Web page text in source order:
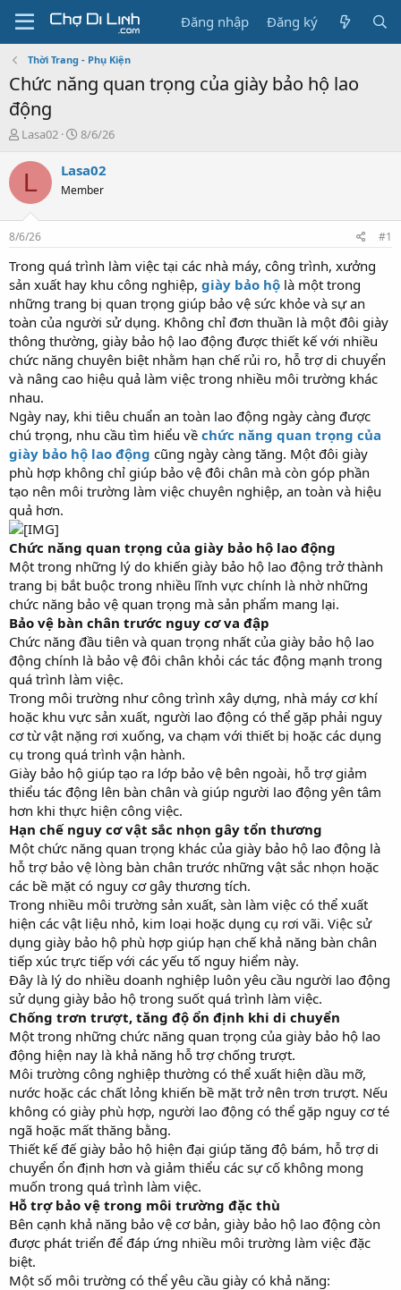
Đăng nhập Đăng ký
Thời Trang - Phụ Kiện
Chức năng quan trọng của giày bảo hộ lao
động
T
r
a
s
t
a
t
e
r
Lasa02
N
à
g
8/6/26
L Lasa02
Member
8/6/26 #1
Trong quá trình làm việc tại các nhà máy, công trình, xưởng
sản xuất hay khu công nghiệp, giày bảo hộ là một trong
những trang bị quan trọng giúp bảo vệ sức khỏe và sự an
toàn của người sử dụng. Không chỉ đơn thuần là một đôi giày
thông thường, giày bảo hộ lao động được thiết kế với nhiều
chức năng chuyên biệt nhằm hạn chế rủi ro, hỗ trợ di chuyển
và nâng cao hiệu quả làm việc trong nhiều môi trường khác
nhau.
Ngày nay, khi tiêu chuẩn an toàn lao động ngày càng được
chú trọng, nhu cầu tìm hiểu về chức năng quan trọng của
giày bảo hộ lao động cũng ngày càng tăng. Một đôi giày
phù hợp không chỉ giúp bảo vệ đôi chân mà còn góp phần
tạo nên môi trường làm việc chuyên nghiệp, an toàn và hiệu
quả hơn.
Chức năng quan trọng của giày bảo hộ lao động
Một trong những lý do khiến giày bảo hộ lao động trở thành
trang bị bắt buộc trong nhiều lĩnh vực chính là nhờ những
chức năng bảo vệ quan trọng mà sản phẩm mang lại.
Bảo vệ bàn chân trước nguy cơ va đập
Chức năng đầu tiên và quan trọng nhất của giày bảo hộ lao
động chính là bảo vệ đôi chân khỏi các tác động mạnh trong
quá trình làm việc.
Trong môi trường như công trình xây dựng, nhà máy cơ khí
hoặc khu vực sản xuất, người lao động có thể gặp phải nguy
cơ từ vật nặng rơi xuống, va chạm với thiết bị hoặc các dụng
cụ trong quá trình vận hành.
Giày bảo hộ giúp tạo ra lớp bảo vệ bên ngoài, hỗ trợ giảm
thiểu tác động lên bàn chân và giúp người lao động yên tâm
hơn khi thực hiện công việc.
Hạn chế nguy cơ vật sắc nhọn gây tổn thương
Một chức năng quan trọng khác của giày bảo hộ lao động là
hỗ trợ bảo vệ lòng bàn chân trước những vật sắc nhọn hoặc
các bề mặt có nguy cơ gây thương tích.
Trong nhiều môi trường sản xuất, sàn làm việc có thể xuất
hiện các vật liệu nhỏ, kim loại hoặc dụng cụ rơi vãi. Việc sử
dụng giày bảo hộ phù hợp giúp hạn chế khả năng bàn chân
tiếp xúc trực tiếp với các yếu tố nguy hiểm này.
Đây là lý do nhiều doanh nghiệp luôn yêu cầu người lao động
sử dụng giày bảo hộ trong suốt quá trình làm việc.
Chống trơn trượt, tăng độ ổn định khi di chuyển
Một trong những chức năng quan trọng của giày bảo hộ lao
động hiện nay là khả năng hỗ trợ chống trượt.
Môi trường công nghiệp thường có thể xuất hiện dầu mỡ,
nước hoặc các chất lỏng khiến bề mặt trở nên trơn trượt. Nếu
không có giày phù hợp, người lao động có thể gặp nguy cơ té
ngã hoặc mất thăng bằng.
Thiết kế đế giày bảo hộ hiện đại giúp tăng độ bám, hỗ trợ di
chuyển ổn định hơn và giảm thiểu các sự cố không mong
muốn trong quá trình làm việc.
Hỗ trợ bảo vệ trong môi trường đặc thù
Bên cạnh khả năng bảo vệ cơ bản, giày bảo hộ lao động còn
được phát triển để đáp ứng nhiều môi trường làm việc đặc
biệt.
Một số môi trường có thể yêu cầu giày có khả năng: